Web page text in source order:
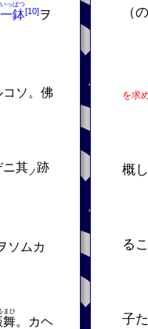
一鉢
いっぱつ
ヲ
コソ。佛
ニ其 ノ 跡
ソムカ
舞
まひ
。カヘ
（
を求
概
る
子